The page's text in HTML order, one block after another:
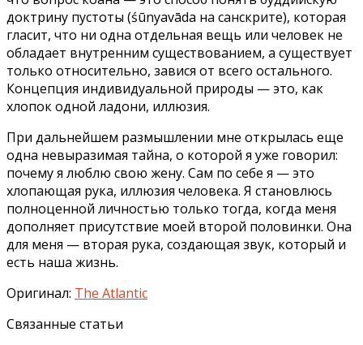
доктрину пустоты (śūnyavāda на санскрите), которая
гласит, что ни одна отдельная вещь или человек не
обладает внутренним существованием, а существует
только относительно, завися от всего остального.
Концепция индивидуальной природы — это, как
хлопок одной ладони, иллюзия.
При дальнейшем размышлении мне открылась еще
одна невыразимая тайна, о которой я уже говорил:
почему я люблю свою жену. Сам по себе я — это
хлопающая рука, иллюзия человека. Я становлюсь
полноценной личностью только тогда, когда меня
дополняет присутствие моей второй половинки. Она
для меня — вторая рука, создающая звук, который и
есть наша жизнь.
Оригинал: The Atlantic
Связанные статьи